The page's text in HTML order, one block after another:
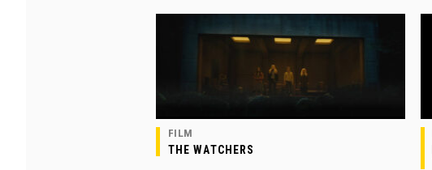
FILM
THE WATCHERS